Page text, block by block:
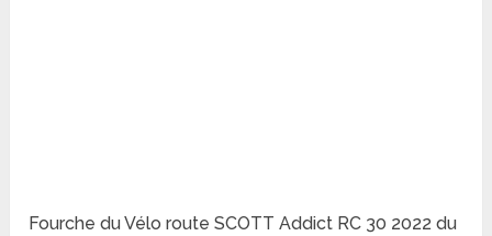
Fourche du Vélo route SCOTT Addict RC 30 2022 du